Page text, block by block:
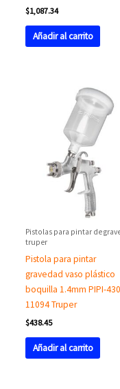
$1,087.34
Añadir al carrito
Pistolas para pintar de
truper
Pistola para pintar
gravedad vaso plástico
boquilla 1.4mm PIPI-430
11094 Truper
$438.45
Añadir al carrito